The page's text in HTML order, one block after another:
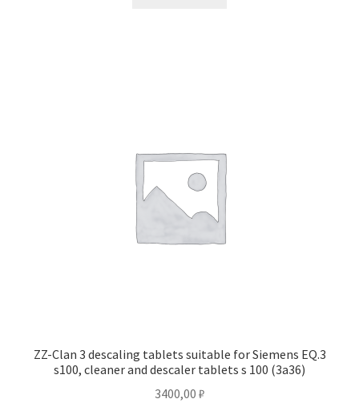
ZZ-Clan 3 descaling tablets suitable for Siemens EQ.3
s100, cleaner and descaler tablets s 100 (3a36)
3400,00 ₽